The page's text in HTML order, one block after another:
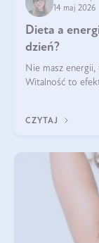
14 maj 2026
Dieta a
dzień?
Nie masz
Witalność to
CZYTAJ